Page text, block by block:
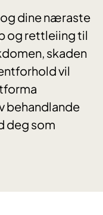
og dine næraste
og rettleiing til
skaden
vil
behandlande
deg som